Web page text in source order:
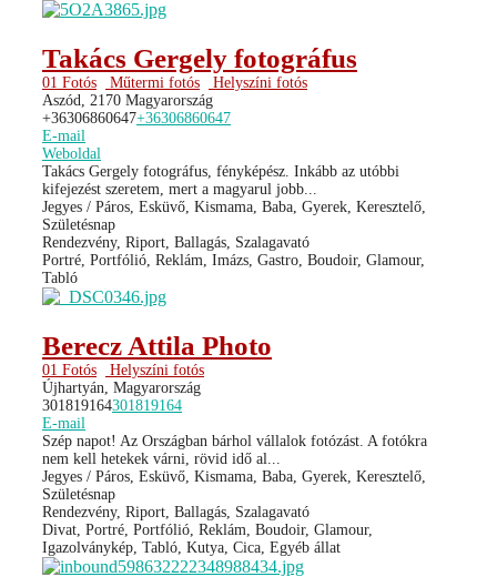
Takács Gergely fotográfus
01 Fotós Műtermi fotós
Helyszíni fotós
Aszód, 2170 Magyarország
+36306860647+36306860647
E-mail
Weboldal
Takács Gergely fotográfus, fényképész. Inkább az utóbbi
kifejezést szeretem, mert a magyarul jobb...
Jegyes / Páros, Esküvő, Kismama, Baba, Gyerek, Keresztelő,
Születésnap
Rendezvény, Riport, Ballagás, Szalagavató
Portré, Portfólió, Reklám, Imázs, Gastro, Boudoir, Glamour,
Tabló
Berecz Attila Photo
01 Fotós
Helyszíni fotós
Újhartyán, Magyarország
301819164301819164
E-mail
Szép napot! Az Országban bárhol vállalok fotózást. A fotókra
nem kell hetekek várni, rövid idő al...
Jegyes / Páros, Esküvő, Kismama, Baba, Gyerek, Keresztelő,
Születésnap
Rendezvény, Riport, Ballagás, Szalagavató
Divat, Portré, Portfólió, Reklám, Boudoir, Glamour,
Igazolványkép, Tabló, Kutya, Cica, Egyéb állat